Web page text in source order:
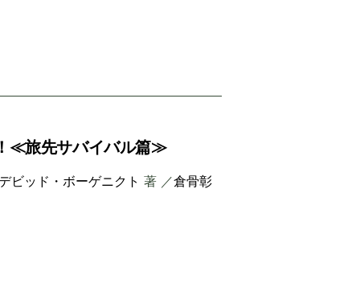
≪旅先サバイバル篇≫
ビッド・ボーゲニクト 著 ／倉骨彰